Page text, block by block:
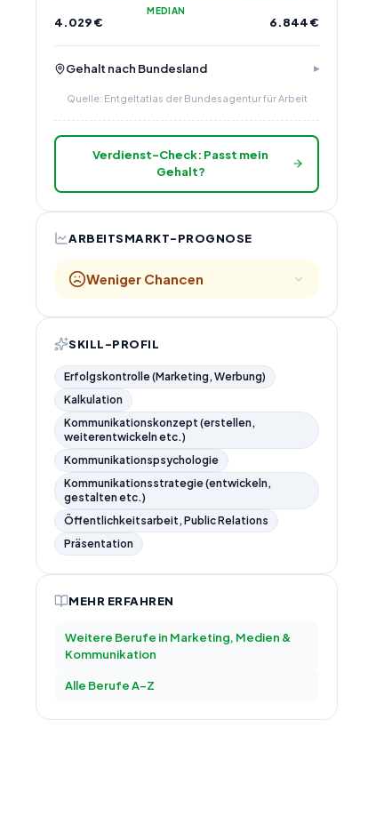
MEDIAN
4.029€ 6.844€
Gehalt nach Bundesland
Quelle: Entgeltatlas der Bundesagentur für Arbeit
Verdienst-Check: Passt mein
Gehalt?
ARBEITSMARKT-PROGNOSE
Weniger Chancen
SKILL-PROFIL
Erfolgskontrolle (Marketing, Werbung)
Kalkulation
Kommunikationskonzept (erstellen,
weiterentwickeln etc.)
Kommunikationspsychologie
Kommunikationsstrategie (entwickeln,
gestalten etc.)
Öffentlichkeitsarbeit, Public Relations
Präsentation
MEHR ERFAHREN
Weitere Berufe in Marketing, Medien &
Kommunikation
Alle Berufe A–Z